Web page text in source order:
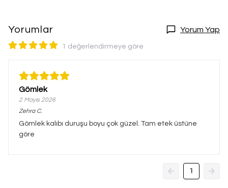
Yorumlar Yorum Yap
1 değerlendirmeye göre
Gömlek
2 Mayıs 2026
Zehra C.
Gömlek kalıbı duruşu boyu çok güzel. Tam etek üstüne
göre
1